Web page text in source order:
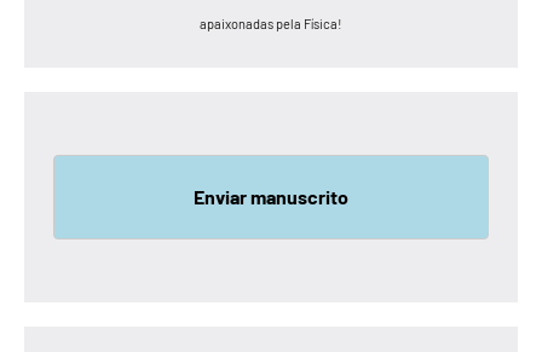
apaixonadas pela Física!
Enviar manuscrito